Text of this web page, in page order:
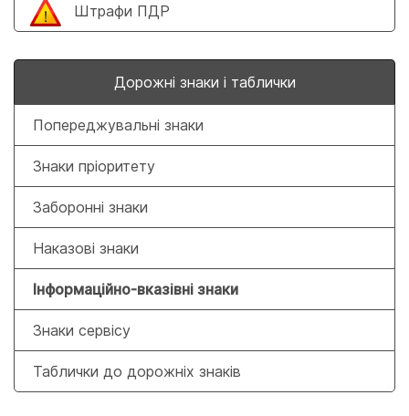
Штрафи ПДР
Дорожні знаки і таблички
Попереджувальні знаки
Знаки пріоритету
Заборонні знаки
Наказові знаки
Інформаційно-вказівні знаки
Знаки сервісу
Таблички до дорожніх знаків